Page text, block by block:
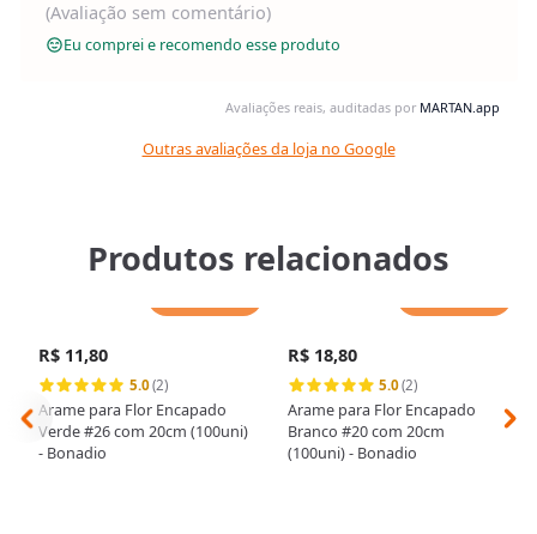
(Avaliação sem comentário)
Eu comprei e recomendo esse produto
Avaliações reais, auditadas por MARTAN.app
Outras avaliações da loja no Google
Produtos relacionados
R$ 11,80
5.0(2)
Arame para Flor Encapado
Verde #26 com 20cm (100uni)
- Bonadio
R$ 18,80
5.0(2)
Arame para Flor Encapado
Branco #20 com 20cm
(100uni) - Bonadio